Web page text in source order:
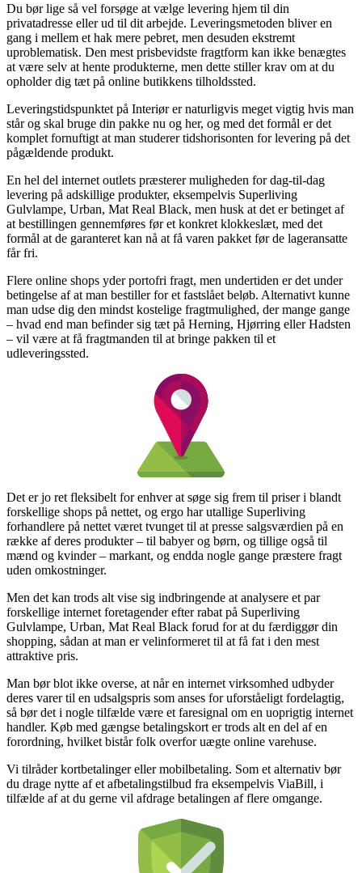
Du bør lige så vel forsøge at vælge levering hjem til din
privatadresse eller ud til dit arbejde. Leveringsmetoden bliver en
gang i mellem et hak mere pebret, men desuden ekstremt
uproblematisk. Den mest prisbevidste fragtform kan ikke benægtes
at være selv at hente produkterne, men dette stiller krav om at du
opholder dig tæt på online butikkens tilholdssted.
Leveringstidspunktet på Interiør er naturligvis meget vigtig hvis man
står og skal bruge din pakke nu og her, og med det formål er det
komplet fornuftigt at man studerer tidshorisonten for levering på det
pågældende produkt.
En hel del internet outlets præsterer muligheden for dag-til-dag
levering på adskillige produkter, eksempelvis Superliving
Gulvlampe, Urban, Mat Real Black, men husk at det er betinget af
at bestillingen gennemføres før et konkret klokkeslæt, med det
formål at de garanteret kan nå at få varen pakket før de lageransatte
får fri.
Flere online shops yder portofri fragt, men undertiden er det under
betingelse af at man bestiller for et fastslået beløb. Alternativt kunne
man udse dig den mindst kostelige fragtmulighed, der mange gange
– hvad end man befinder sig tæt på Herning, Hjørring eller Hadsten
– vil være at få fragtmanden til at bringe pakken til et
udleveringssted.
Det er jo ret fleksibelt for enhver at søge sig frem til priser i blandt
forskellige shops på nettet, og ergo har utallige Superliving
forhandlere på nettet været tvunget til at presse salgsværdien på en
række af deres produkter – til babyer og børn, og tillige også til
mænd og kvinder – markant, og endda nogle gange præstere fragt
uden omkostninger.
Men det kan trods alt vise sig indbringende at analysere et par
forskellige internet foretagender efter rabat på Superliving
Gulvlampe, Urban, Mat Real Black forud for at du færdiggør din
shopping, sådan at man er velinformeret til at få fat i den mest
attraktive pris.
Man bør blot ikke overse, at når en internet virksomhed udbyder
deres varer til en udsalgspris som anses for uforståeligt fordelagtig,
så bør det i nogle tilfælde være et faresignal om en uoprigtig internet
handler. Køb med gængse betalingskort er trods alt en del af en
forordning, hvilket bistår folk overfor uægte online varehuse.
Vi tilråder kortbetalinger eller mobilbetaling. Som et alternativ bør
du drage nytte af et afbetalingstilbud fra eksempelvis ViaBill, i
tilfælde af at du gerne vil afdrage betalingen af flere omgange.